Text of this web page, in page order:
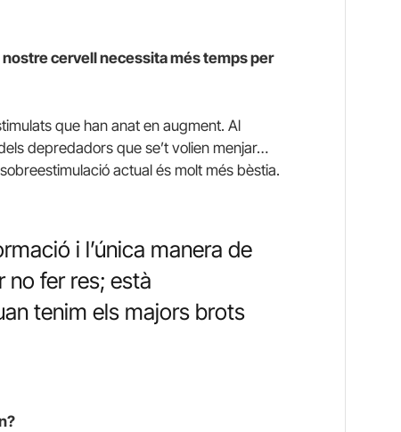
nostre cervell necessita més temps per
que han anat en augment. Al
depredadors que se’t volien menjar…
actual és molt més bèstia.
i l’única manera de
no fer res; està
tenim els majors brots